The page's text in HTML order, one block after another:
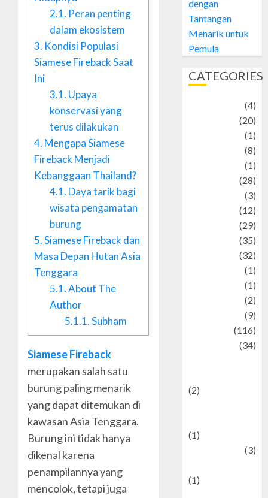
2.1. Peran penting
dalam ekosistem
3. Kondisi Populasi
Siamese Fireback Saat
Ini
3.1. Upaya
konservasi yang
terus dilakukan
4. Mengapa Siamese
Fireback Menjadi
Kebanggaan Thailand?
4.1. Daya tarik bagi
wisata pengamatan
burung
5.Siamese Fireback dan
Masa Depan Hutan Asia
Tenggara
5.1.About The
Author
5.1.1.Subham
Siamese Fireback
merupakan salah satu
burung paling menarik
yang dapat ditemukan di
kawasan Asia Tenggara.
Burung ini tidak hanya
dikenal karena
penampilannya yang
mencolok, tetapi juga
dengan
Tantangan
Menarik untuk
Pemula
CATEGORIES
(4)
(20)
(1)
(8)
(1)
(28)
(3)
(12)
(29)
(35)
(32)
(1)
(1)
(2)
(9)
(116)
(34)
(2)
(1)
(3)
(1)